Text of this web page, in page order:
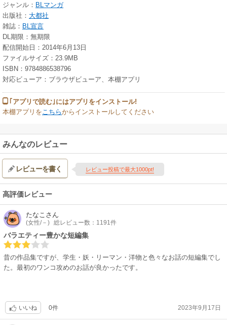
ジャンル： BLマンガ
出版社： 大都社
雑誌： BL宣言
DL期限：無期限
配信開始日：2014年6月13日
ファイルサイズ：23.9MB
ISBN：9784886538796
対応ビューア：ブラウザビューア、本棚アプリ
｢アプリで読む｣にはアプリをインストール!
本棚アプリを こちらからインストールしてください
みんなのレビュー
レビューを書く レビュー投稿で最大1000pt!
高評価レビュー
たなこ さん
(女性/－) 総レビュー数：1191件
バラエティー豊かな短編集
昔の作品集ですが、学生・妖・リーマン・洋物と色々なお話の短編集でし
た。最初のワンコ攻めのお話が良かったです。
いいね 0件 2023年9月17日